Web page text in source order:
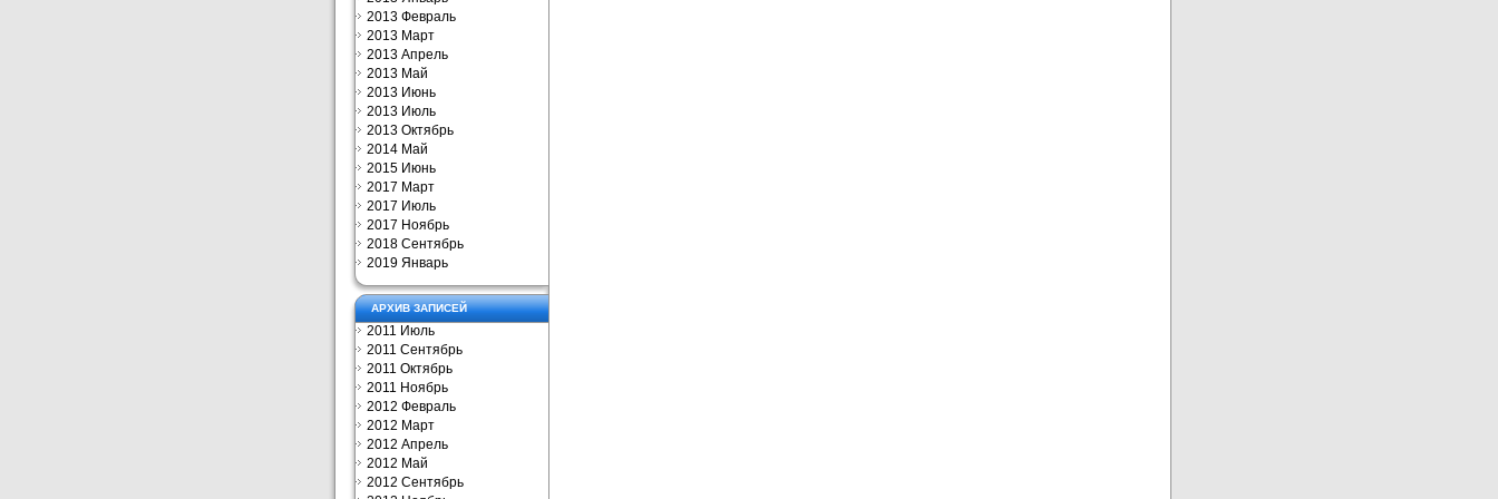
2013 Февраль
2013 Март
2013 Апрель
2013 Май
2013 Июнь
2013 Июль
2013 Октябрь
2014 Май
2015 Июнь
2017 Март
2017 Июль
2017 Ноябрь
2018 Сентябрь
2019 Январь
АРХИВ ЗАПИСЕЙ
2011 Июль
2011 Сентябрь
2011 Октябрь
2011 Ноябрь
2012 Февраль
2012 Март
2012 Апрель
2012 Май
2012 Сентябрь